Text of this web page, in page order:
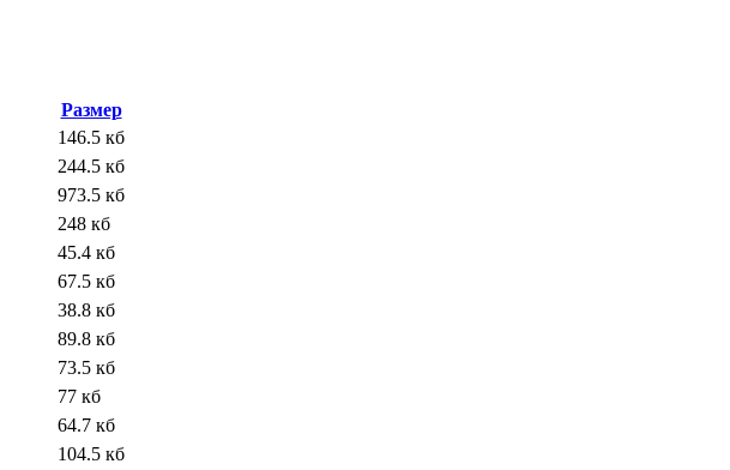
Размер
146.5 кб
244.5 кб
973.5 кб
248 кб
45.4 кб
67.5 кб
38.8 кб
89.8 кб
73.5 кб
77 кб
64.7 кб
104.5 кб